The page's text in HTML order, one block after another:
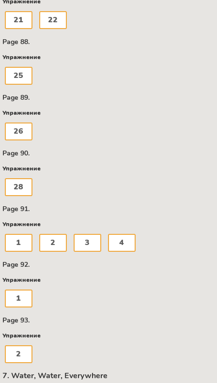
Упражнение
21 22
Page 88.
Упражнение
25
Page 89.
Упражнение
26
Page 90.
Упражнение
28
Page 91.
Упражнение
1 2 3 4
Page 92.
Упражнение
1
Page 93.
Упражнение
2
7. Water, Water, Everywhere